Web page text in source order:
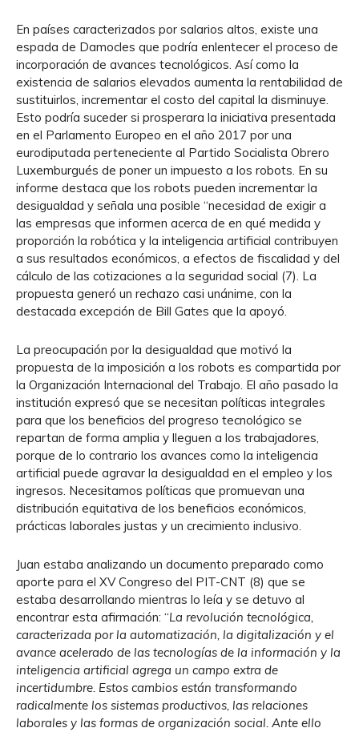
En países caracterizados por salarios altos, existe una
espada de Damocles que podría enlentecer el proceso de
incorporación de avances tecnológicos. Así como la
existencia de salarios elevados aumenta la rentabilidad de
sustituirlos, incrementar el costo del capital la disminuye.
Esto podría suceder si prosperara la iniciativa presentada
en el Parlamento Europeo en el año 2017 por una
eurodiputada perteneciente al Partido Socialista Obrero
Luxemburgués de poner un impuesto a los robots. En su
informe destaca que los robots pueden incrementar la
desigualdad y señala una posible “necesidad de exigir a
las empresas que informen acerca de en qué medida y
proporción la robótica y la inteligencia artificial contribuyen
a sus resultados económicos, a efectos de fiscalidad y del
cálculo de las cotizaciones a la seguridad social (7). La
propuesta generó un rechazo casi unánime, con la
destacada excepción de Bill Gates que la apoyó.
La preocupación por la desigualdad que motivó la
propuesta de la imposición a los robots es compartida por
la Organización Internacional del Trabajo. El año pasado la
institución expresó que se necesitan políticas integrales
para que los beneficios del progreso tecnológico se
repartan de forma amplia y lleguen a los trabajadores,
porque de lo contrario los avances como la inteligencia
artificial puede agravar la desigualdad en el empleo y los
ingresos. Necesitamos políticas que promuevan una
distribución equitativa de los beneficios económicos,
prácticas laborales justas y un crecimiento inclusivo.
Juan estaba analizando un documento preparado como
aporte para el XV Congreso del PIT-CNT (8) que se
estaba desarrollando mientras lo leía y se detuvo al
encontrar esta afirmación: “La revolución tecnológica,
caracterizada por la automatización, la digitalización y el
avance acelerado de las tecnologías de la información y la
inteligencia artificial agrega un campo extra de
incertidumbre. Estos cambios están transformando
radicalmente los sistemas productivos, las relaciones
laborales y las formas de organización social. Ante ello